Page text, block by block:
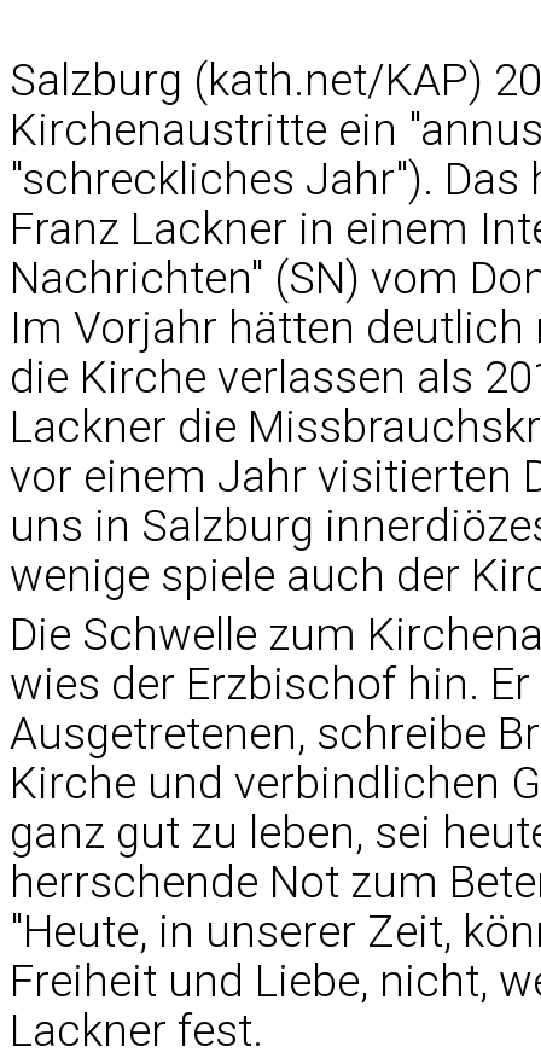
Salzburg (kath.net/KAP)
Kirchenaustritte ein
"schreckliches Jahr").
Franz Lackner in einem
Nachrichten" (SN) vom
Im Vorjahr hätten
die Kirche verlassen als
Lackner die
vor einem Jahr visitierten
uns in Salzburg
wenige spiele auch der
Die Schwelle zum
wies der Erzbischof hin.
Ausgetretenen, schreibe
Kirche und verbindlichen
ganz gut zu leben, sei
herrschende Not zum
"Heute, in unserer Zeit,
Freiheit und Liebe, nicht,
Lackner fest.